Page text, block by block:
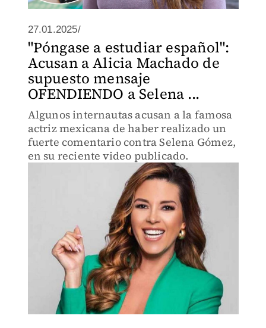
27.01.2025/
"Póngase a estudiar español":
Acusan a Alicia Machado de
supuesto mensaje
OFENDIENDO a Selena ...
Algunos internautas acusan a la famosa
actriz mexicana de haber realizado un
fuerte comentario contra Selena Gómez,
en su reciente video publicado.